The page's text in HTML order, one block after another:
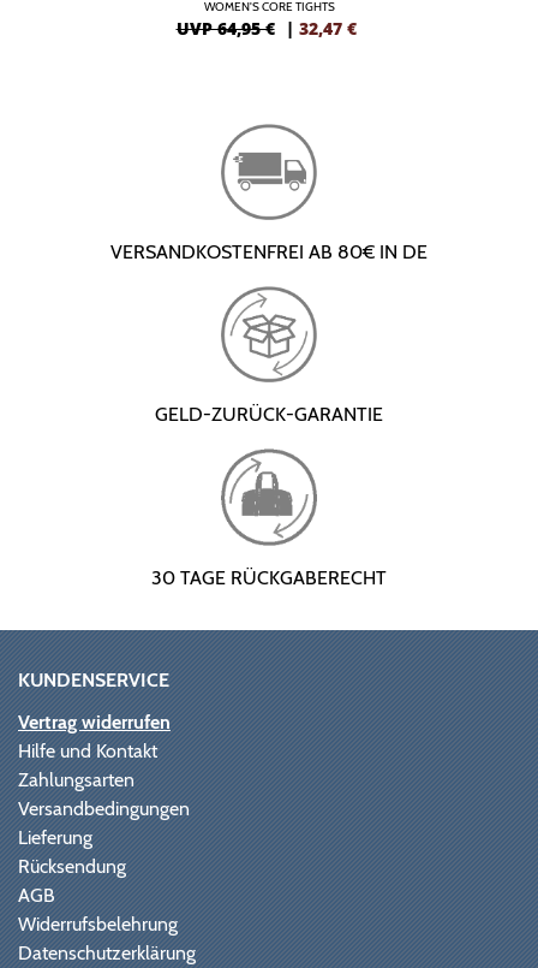
WOMEN'S CORE TIGHTS
UVP 64,95 € | 32,47 €
VERSANDKOSTENFREI AB 80€ IN DE
GELD-ZURÜCK-GARANTIE
30 TAGE RÜCKGABERECHT
KUNDENSERVICE
Vertrag widerrufen
Hilfe und Kontakt
Zahlungsarten
Versandbedingungen
Lieferung
Rücksendung
AGB
Widerrufsbelehrung
Datenschutzerklärung